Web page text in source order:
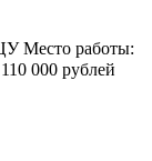
работы:
000 рублей